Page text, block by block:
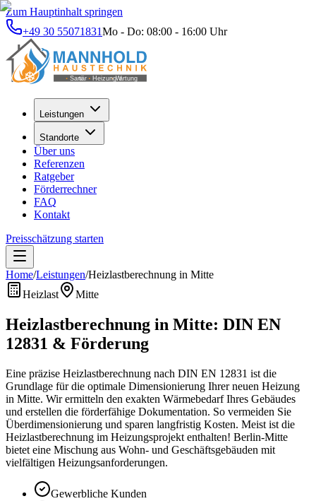
Zum Hauptinhalt springen
+49 30 55071831Mo - Do: 08:00 - 16:00 Uhr
Leistungen
Standorte
Über uns
Referenzen
Ratgeber
Förderrechner
FAQ
Kontakt
Preisschätzung starten
Home/Leistungen/Heizlastberechnung in Mitte
Heizlast
Mitte
Heizlastberechnung in Mitte: DIN EN
12831 & Förderung
Eine präzise Heizlastberechnung nach DIN EN 12831 ist die
Grundlage für die optimale Dimensionierung Ihrer neuen Heizung
in Mitte. Wir ermitteln den exakten Wärmebedarf Ihres Gebäudes
und erstellen die förderfähige Dokumentation. So vermeiden Sie
Überdimensionierung und sparen langfristig Kosten. Meist ist die
Heizlastberechnung im Heizungsprojekt enthalten! Berlin-Mitte
bietet eine Mischung aus Wohn- und Geschäftsgebäuden mit
vielfältigen Heizungsanforderungen.
Gewerbliche Kunden